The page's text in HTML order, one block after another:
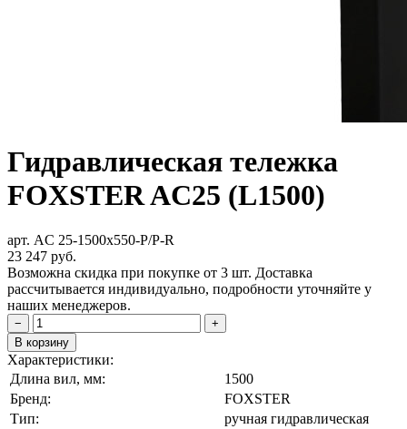
Гидравлическая тележка
FOXSTER AC25 (L1500)
арт. AC 25-1500x550-P/P-R
23 247 руб.
Возможна скидка при покупке от 3 шт. Доставка
рассчитывается индивидуально, подробности уточняйте у
наших менеджеров.
−
+
В корзину
Характеристики:
Длина вил, мм:
1500
Бренд:
FOXSTER
Тип:
ручная гидравлическая